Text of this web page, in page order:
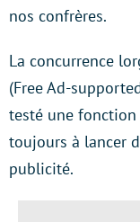
nos confrères.
La concurrence
(Free Ad-
testé une
toujours à lancer
publicité.